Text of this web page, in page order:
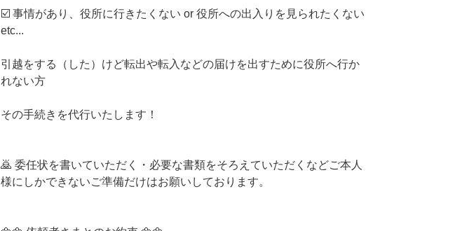
☑️ 事情があり、役所に行きたくない or 役所への出入りを見られたくない
etc...
引越をする（した）けど転出や転入などの届けを出すために役所へ行か
れない方
その手続きを代行いたします！
🙇 委任状を書いていただく・必要な書類をそろえていただくなどご本人
様にしかできないご準備だけはお願いしております。